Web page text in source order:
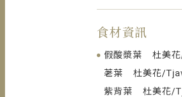
食材資訊
假酸漿葉 杜美
荖葉 杜美花/
紫背葉 杜美花/